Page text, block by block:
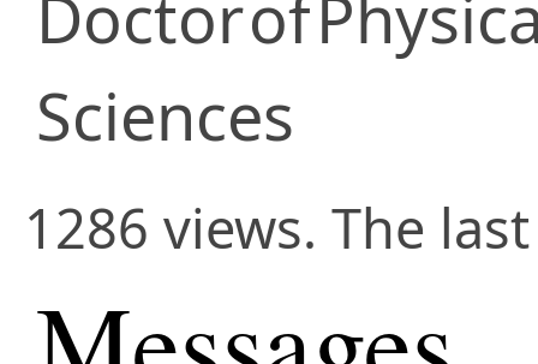
Doctorof
Sciences
1286 views. The